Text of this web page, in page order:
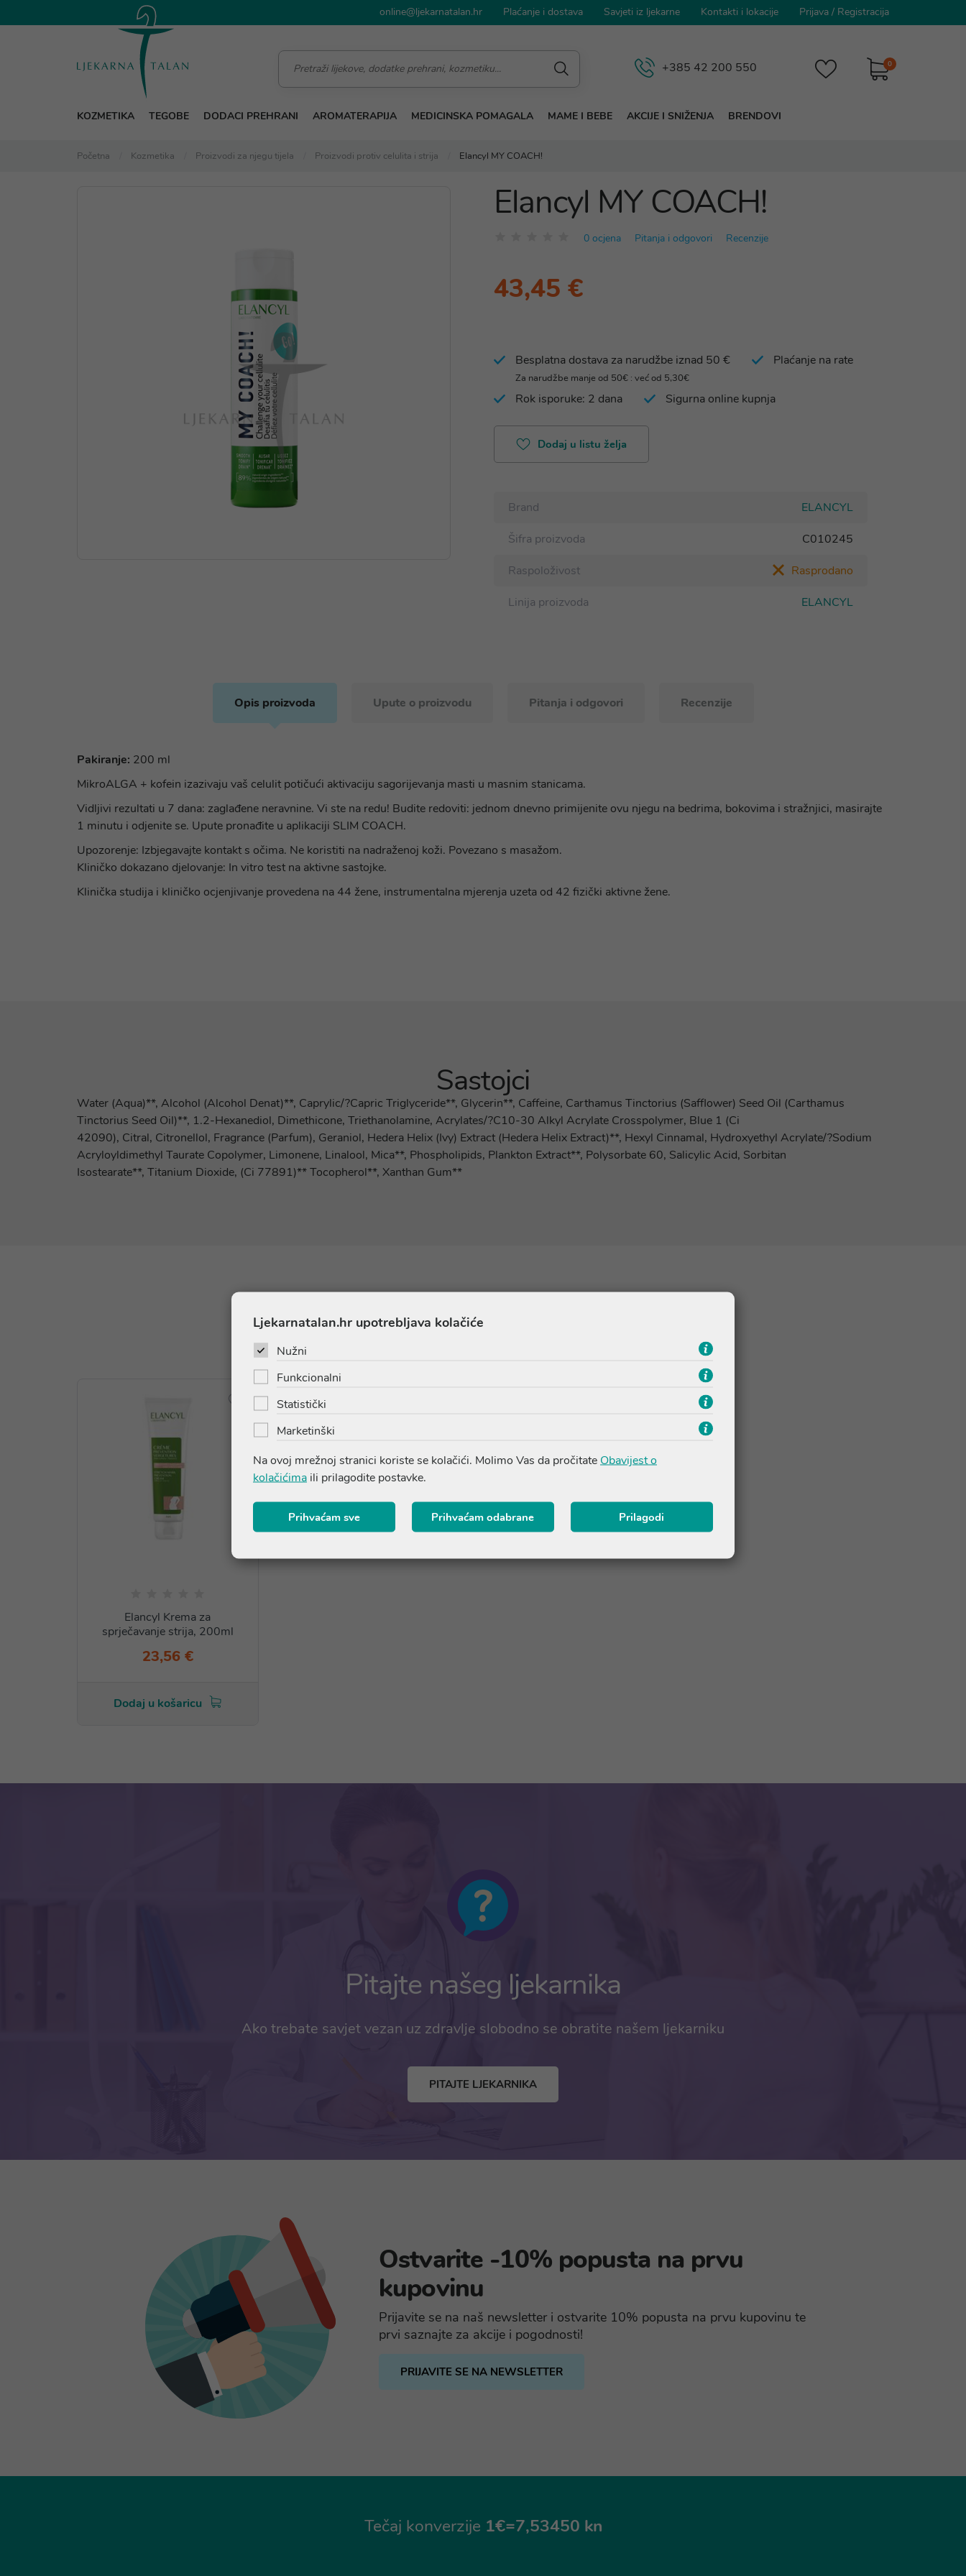
online@ljekarnatalan.hr Plaćanje i dostava Savjeti iz ljekarne Kontakti i lokacije Prijava / Registracija
0
+385 42 200 550
KOZMETIKA TEGOBE DODACI PREHRANI AROMATERAPIJA MEDICINSKA POMAGALA MAME I BEBE AKCIJE I SNIŽENJA BRENDOVI
Početna Kozmetika Proizvodi za njegu tijela Proizvodi protiv celulita i strija Elancyl MY COACH!
Elancyl MY COACH!
0 ocjena Pitanja i odgovori Recenzije
43,45 €
Besplatna dostava za narudžbe iznad 50 €
Za narudžbe manje od 50€ : već od 5,30€
Plaćanje na rate
Rok isporuke: 2 dana Sigurna online kupnja
Dodaj u listu želja
Brand
ELANCYL
Šifra proizvoda
C010245
Raspoloživost
Rasprodano
Linija proizvoda
ELANCYL
Opis proizvoda Upute o proizvodu Pitanja i odgovori Recenzije
Pakiranje: 200 ml
MikroALGA + kofein izazivaju vaš celulit potičući aktivaciju sagorijevanja masti u masnim stanicama.
Vidljivi rezultati u 7 dana: zaglađene neravnine. Vi ste na redu! Budite redoviti: jednom dnevno primijenite ovu njegu na bedrima, bokovima i stražnjici, masirajte
1 minutu i odjenite se. Upute pronađite u aplikaciji SLIM COACH.
Upozorenje: Izbjegavajte kontakt s očima. Ne koristiti na nadraženoj koži. Povezano s masažom.
Kliničko dokazano djelovanje: In vitro test na aktivne sastojke.
Klinička studija i kliničko ocjenjivanje provedena na 44 žene, instrumentalna mjerenja uzeta od 42 fizički aktivne žene.
Sastojci
Water (Aqua)**, Alcohol (Alcohol Denat)**, Caprylic/?Capric Triglyceride**, Glycerin**, Caffeine, Carthamus Tinctorius (Safflower) Seed Oil (Carthamus
Tinctorius Seed Oil)**, 1.2-Hexanediol, Dimethicone, Triethanolamine, Acrylates/?C10-30 Alkyl Acrylate Crosspolymer, Blue 1 (Ci
42090), Citral, Citronellol, Fragrance (Parfum), Geraniol, Hedera Helix (Ivy) Extract (Hedera Helix Extract)**, Hexyl Cinnamal, Hydroxyethyl Acrylate/?Sodium
Acryloyldimethyl Taurate Copolymer, Limonene, Linalool, Mica**, Phospholipids, Plankton Extract**, Polysorbate 60, Salicylic Acid, Sorbitan
Isostearate**, Titanium Dioxide, (Ci 77891)** Tocopherol**, Xanthan Gum**
Proizvodi iz iste linije
Elancyl Krema za
sprječavanje strija, 200ml
23,56 €
Dodaj u košaricu
Pitajte našeg ljekarnika
Ako trebate savjet vezan uz zdravlje slobodno se obratite našem ljekarniku
PITAJTE LJEKARNIKA
Ostvarite -10% popusta na prvu
kupovinu
Prijavite se na naš newsletter i ostvarite 10% popusta na prvu kupovinu te
prvi saznajte za akcije i pogodnosti!
PRIJAVITE SE NA NEWSLETTER
Tečaj konverzije 1€=7,53450 kn
Ljekarnatalan.hr upotrebljava kolačiće
Nužni
Funkcionalni
Statistički
Marketinški
Na ovoj mrežnoj stranici koriste se kolačići. Molimo Vas da pročitateObavijest o
kolačićima ili prilagodite postavke.
Prihvaćam sve Prihvaćam odabrane Prilagodi